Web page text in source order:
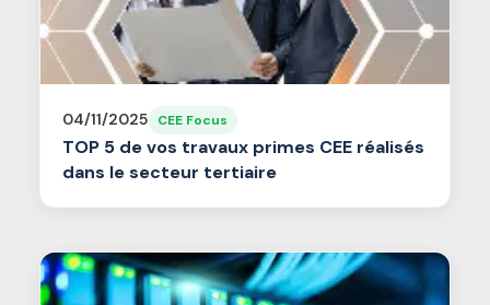
04/11/2025 CEE Focus
TOP 5 de vos travaux primes CEE réalisés
dans le secteur tertiaire